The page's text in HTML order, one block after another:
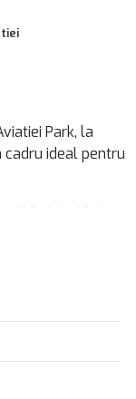
Park, la
cadru ideal pentru
și utilat,
un spațiu